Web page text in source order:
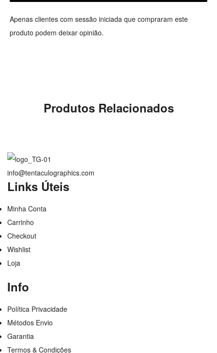
Apenas clientes com sessão iniciada que compraram este
produto podem deixar opinião.
Produtos Relacionados
info@tentaculographics.com
Links Úteis
Minha Conta
Carrinho
Checkout
Wishlist
Loja
Info
Política Privacidade
Métodos Envio
Garantia
Termos & Condições